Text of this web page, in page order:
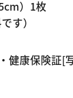
）1枚
す）
健康保険証[